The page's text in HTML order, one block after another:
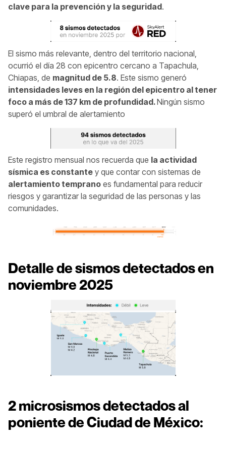
clave para la prevención y la seguridad.
El sismo más relevante, dentro del territorio nacional,
ocurrió el día 28 con epicentro cercano a Tapachula,
Chiapas, de magnitud de 5.8. Este sismo generó
intensidades leves en la región del epicentro al tener
foco a más de 137 km de profundidad.Ningún sismo
superó el umbral de alertamiento
Este registro mensual nos recuerda que la actividad
sísmica es constante y que contar con sistemas de
alertamiento temprano es fundamental para reducir
riesgos y garantizar la seguridad de las personas y las
comunidades.
Detalle de sismos detectados en
noviembre 2025
2 microsismos detectados al
poniente de Ciudad de México: